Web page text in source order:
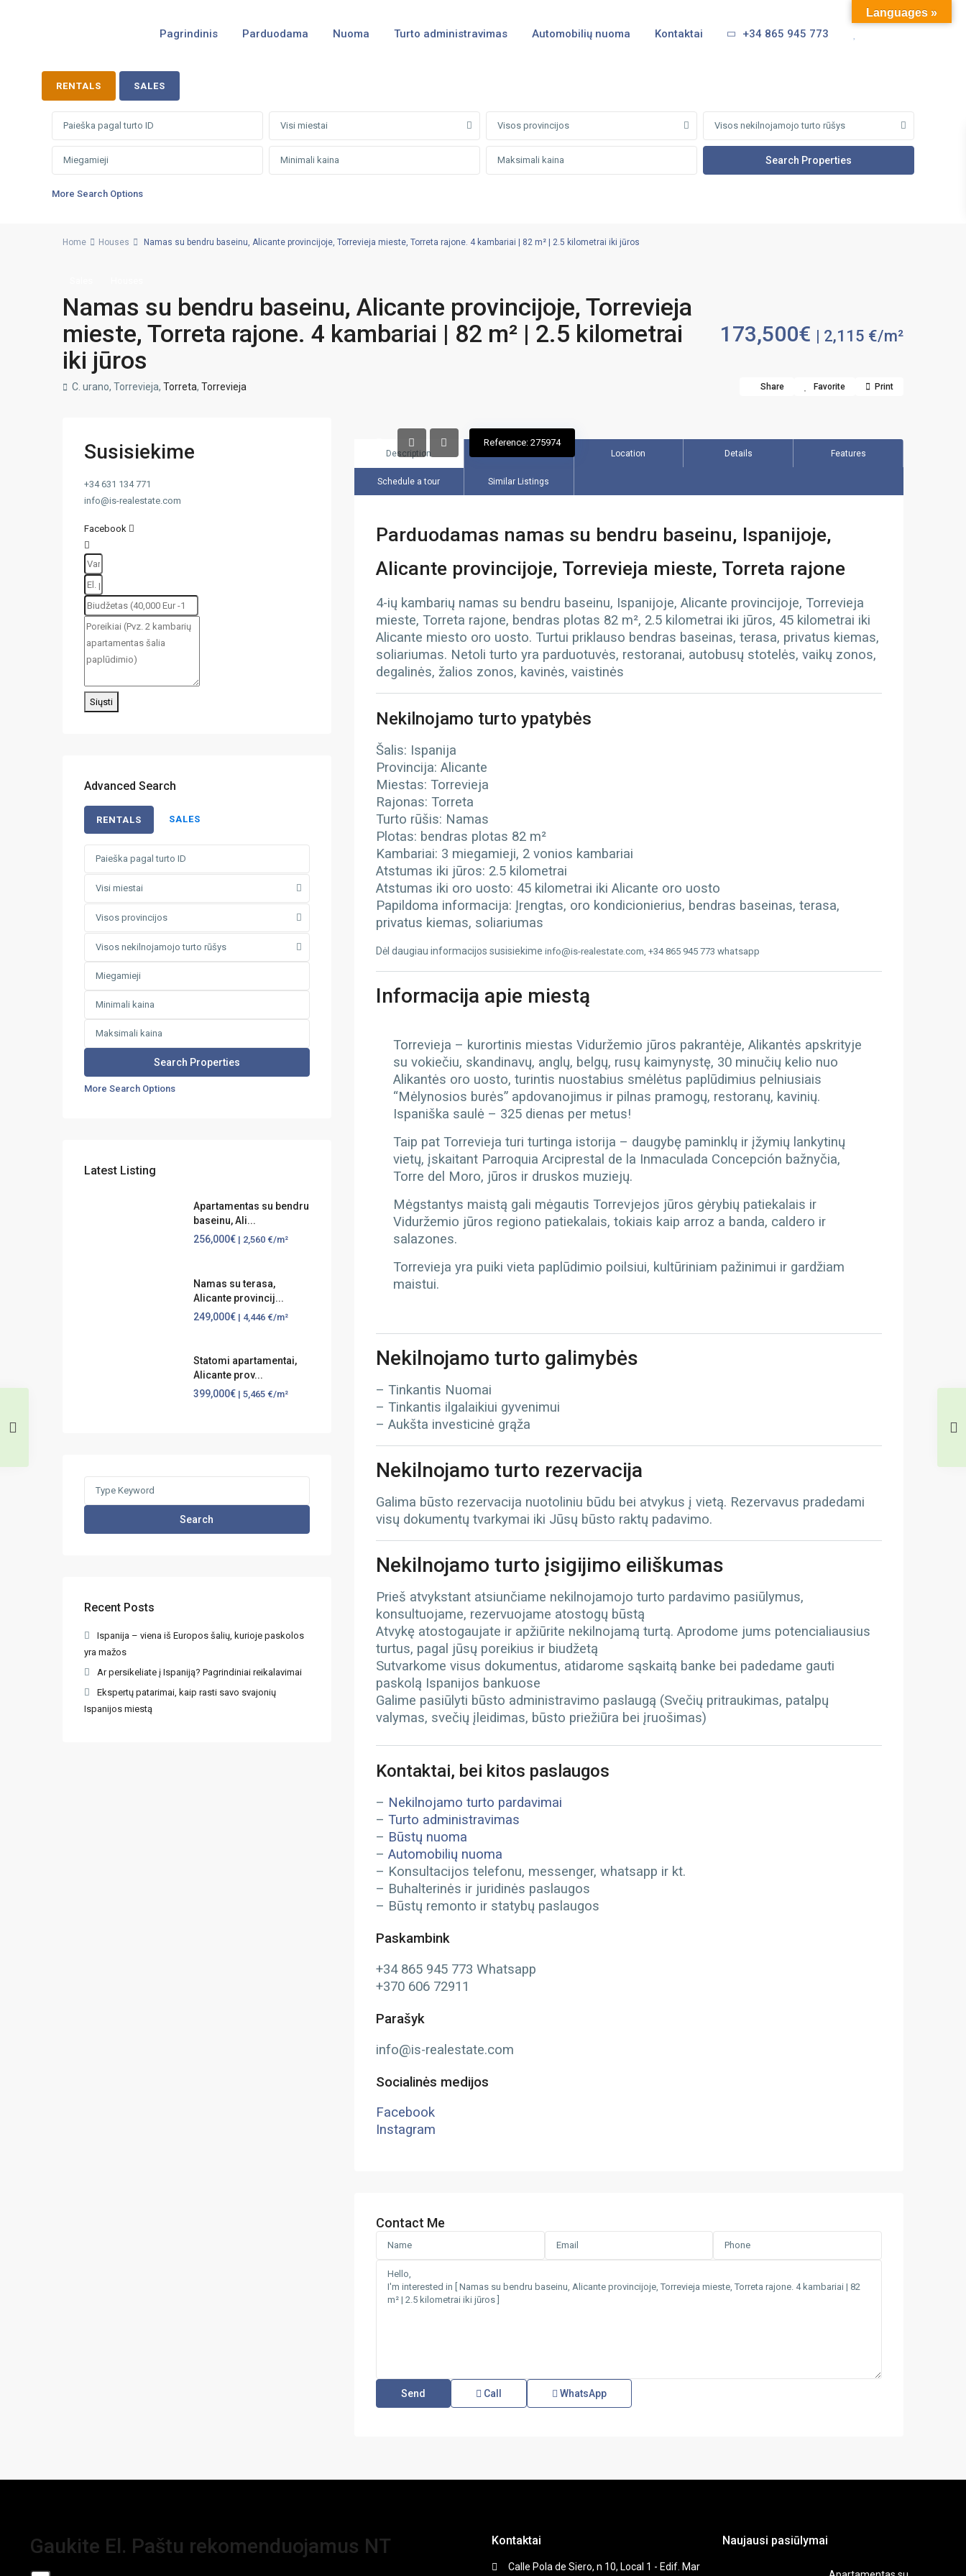
Pagrindinis Parduodama Nuoma Turto administravimas Automobilių nuoma Kontaktai +34 865 945 773
RENTALS SALES
Visi miestai Visos provincijos Visos nekilnojamojo turto rūšys
More Search Options
Home Houses Namas su bendru baseinu, Alicante provincijoje, Torrevieja mieste, Torreta rajone. 4 kambariai | 82 m² | 2.5 kilometrai iki jūros
Namas su bendru baseinu, Alicante provincijoje, Torrevieja
mieste, Torreta rajone. 4 kambariai | 82 m² | 2.5 kilometrai
iki jūros
173,500€ | 2,115 €/m²
C. urano, Torrevieja, Torreta, Torrevieja Share Favorite Print
Reference: 275974
Description Location Details Features
Schedule a tour Similar Listings
Parduodamas namas su bendru baseinu, Ispanijoje,
Alicante provincijoje, Torrevieja mieste, Torreta rajone
4-ių kambarių namas su bendru baseinu, Ispanijoje, Alicante provincijoje, Torrevieja
mieste, Torreta rajone, bendras plotas 82 m², 2.5 kilometrai iki jūros, 45 kilometrai iki
Alicante miesto oro uosto. Turtui priklauso bendras baseinas, terasa, privatus kiemas,
soliariumas. Netoli turto yra parduotuvės, restoranai, autobusų stotelės, vaikų zonos,
degalinės, žalios zonos, kavinės, vaistinės
Nekilnojamo turto ypatybės
Šalis: Ispanija
Provincija: Alicante
Miestas: Torrevieja
Rajonas: Torreta
Turto rūšis: Namas
Plotas: bendras plotas 82 m²
Kambariai: 3 miegamieji, 2 vonios kambariai
Atstumas iki jūros: 2.5 kilometrai
Atstumas iki oro uosto: 45 kilometrai iki Alicante oro uosto
Papildoma informacija: Įrengtas, oro kondicionierius, bendras baseinas, terasa,
privatus kiemas, soliariumas
Dėl daugiau informacijos susisiekime info@is-realestate.com, +34 865 945 773 whatsapp
Informacija apie miestą
Torrevieja – kurortinis miestas Viduržemio jūros pakrantėje, Alikantės apskrityje
su vokiečiu, skandinavų, anglų, belgų, rusų kaimynystę, 30 minučių kelio nuo
Alikantės oro uosto, turintis nuostabius smėlėtus paplūdimius pelniusiais
“Mėlynosios burės” apdovanojimus ir pilnas pramogų, restoranų, kavinių.
Ispaniška saulė – 325 dienas per metus!
Taip pat Torrevieja turi turtinga istorija – daugybę paminklų ir įžymių lankytinų
vietų, įskaitant Parroquia Arciprestal de la Inmaculada Concepción bažnyčia,
Torre del Moro, jūros ir druskos muziejų.
Mėgstantys maistą gali mėgautis Torrevjejos jūros gėrybių patiekalais ir
Viduržemio jūros regiono patiekalais, tokiais kaip arroz a banda, caldero ir
salazones.
Torrevieja yra puiki vieta paplūdimio poilsiui, kultūriniam pažinimui ir gardžiam
maistui.
Nekilnojamo turto galimybės
– Tinkantis Nuomai
– Tinkantis ilgalaikiui gyvenimui
– Aukšta investicinė grąža
Nekilnojamo turto rezervacija
Galima būsto rezervacija nuotoliniu būdu bei atvykus į vietą. Rezervavus pradedami
visų dokumentų tvarkymai iki Jūsų būsto raktų padavimo.
Nekilnojamo turto įsigijimo eiliškumas
Prieš atvykstant atsiunčiame nekilnojamojo turto pardavimo pasiūlymus,
konsultuojame, rezervuojame atostogų būstą
Atvykę atostogaujate ir apžiūrite nekilnojamą turtą. Aprodome jums potencialiausius
turtus, pagal jūsų poreikius ir biudžetą
Sutvarkome visus dokumentus, atidarome sąskaitą banke bei padedame gauti
paskolą Ispanijos bankuose
Galime pasiūlyti būsto administravimo paslaugą (Svečių pritraukimas, patalpų
valymas, svečių įleidimas, būsto priežiūra bei įruošimas)
Kontaktai, bei kitos paslaugos
– Nekilnojamo turto pardavimai
– Turto administravimas
– Būstų nuoma
– Automobilių nuoma
– Konsultacijos telefonu, messenger, whatsapp ir kt.
– Buhalterinės ir juridinės paslaugos
– Būstų remonto ir statybų paslaugos
Paskambink
+34 865 945 773 Whatsapp
+370 606 72911
Parašyk
info@is-realestate.com
Socialinės medijos
Facebook
Instagram
Contact Me
Call WhatsApp
Susisiekime
+34 631 134 771
info@is-realestate.com
Facebook
Siųsti
Advanced Search
RENTALS SALES
Visi miestai
Visos provincijos
Visos nekilnojamojo turto rūšys
More Search Options
Latest Listing
Apartamentas su bendru
baseinu, Ali...
256,000€ | 2,560 €/m²
Namas su terasa,
Alicante provincij...
249,000€ | 4,446 €/m²
Statomi apartamentai,
Alicante prov...
399,000€ | 5,465 €/m²
Search
Recent Posts
Ispanija – viena iš Europos šalių, kurioje paskolos
yra mažos
Ar persikeliate į Ispaniją? Pagrindiniai reikalavimai
Ekspertų patarimai, kaip rasti savo svajonių
Ispanijos miestą
Gaukite El. Paštu rekomenduojamus NT Kontaktai
Calle Pola de Siero, n 10, Local 1 - Edif. Mar
Naujausi pasiūlymai
Languages »